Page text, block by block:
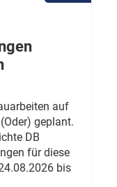
auf
geplant.
DB
für diese
bis